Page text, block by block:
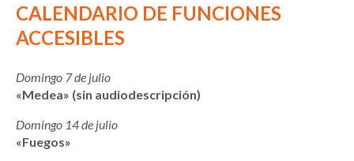
CALENDARIO DE FUNCIONES
ACCESIBLES
Domingo 7 de julio
«Medea» (sin audiodescripción)
Domingo 14 de julio
«Fuegos»